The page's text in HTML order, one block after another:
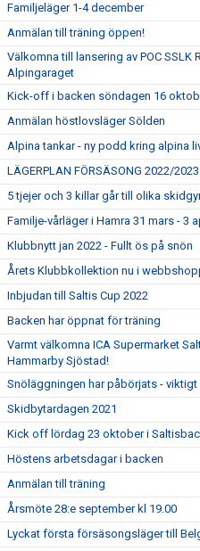
Familjeläger 1-4 december
Anmälan till träning öppen!
Välkomna till lansering av POC SSLK
Alpingaraget
Kick-off i backen söndagen 16
Anmälan höstlovsläger Sölden
Alpina tankar - ny podd kring alpina
LÄGERPLAN FÖRSÄSONG 2022/2023
5 tjejer och 3 killar går till olika
Familje-vårläger i Hamra 31 mars - 3
Klubbnytt jan 2022 - Fullt ös på snön
Årets Klubbkollektion nu i
Inbjudan till Saltis Cup 2022
Backen har öppnat för träning
Varmt välkomna ICA Supermarket
Hammarby Sjöstad!
Snöläggningen har påbörjats -
Skidbytardagen 2021
Kick off lördag 23 oktober i
Höstens arbetsdagar i backen
Anmälan till träning
Årsmöte 28:e september kl 19.00
Lyckat första försäsongsläger till